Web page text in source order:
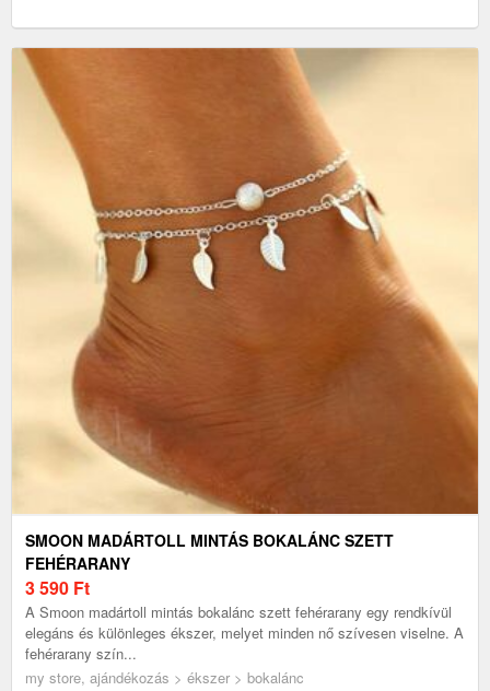
SMOON MADÁRTOLL MINTÁS BOKALÁNC SZETT
FEHÉRARANY
3 590 Ft
A Smoon madártoll mintás bokalánc szett fehérarany egy rendkívül
elegáns és különleges ékszer, melyet minden nő szívesen viselne. A
fehérarany szín...
my store, ajándékozás > ékszer > bokalánc